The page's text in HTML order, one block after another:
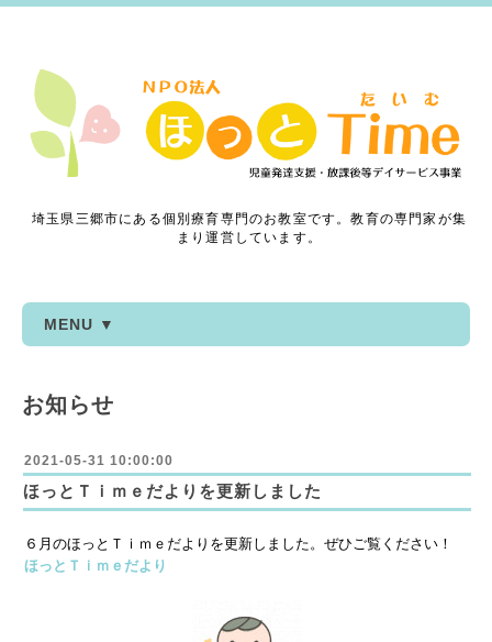
埼玉県三郷市にある個別療育専門のお教室です。教育の専門家が集
まり運営しています。
MENU ▼
お知らせ
2021-05-31 10:00:00
ほっとＴｉｍｅだよりを更新しました
６月のほっとＴｉｍｅだよりを更新しました。ぜひご覧ください！
ほっとＴｉｍｅだより